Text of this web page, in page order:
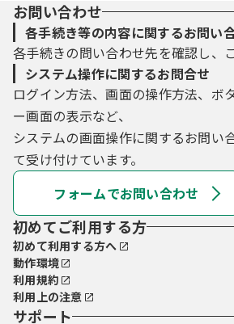
お問い合わせ
各手続き等の内容に関するお問い
各手続きの問い合わせ先を確認し、
システム操作に関するお問合せ
ログイン方法、画面の操作方法、ボ
ー画面の表示など、
システムの画面操作に関するお問い
て受け付けています。
フォームでお問い合わせ
初めてご利用する方
初めて利用する方へ
動作環境
利用規約
利用上の注意
サポート